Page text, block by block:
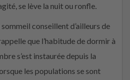
se lève la nuit ou ronfle.
conseillent d’ailleurs de
que l’habitude de dormir à
s’est instaurée depuis la
les populations se sont